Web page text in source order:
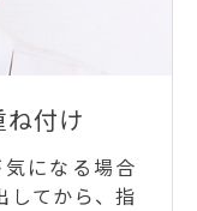
ね付け
になる場合
してから、指